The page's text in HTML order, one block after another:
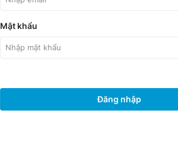
Mật khẩu
Đăng nhập